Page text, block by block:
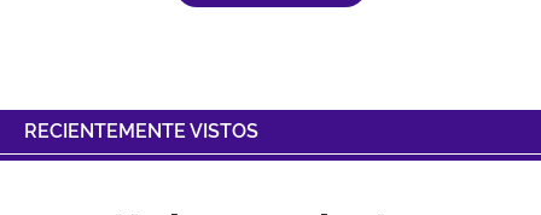
RECIENTEMENTE VISTOS